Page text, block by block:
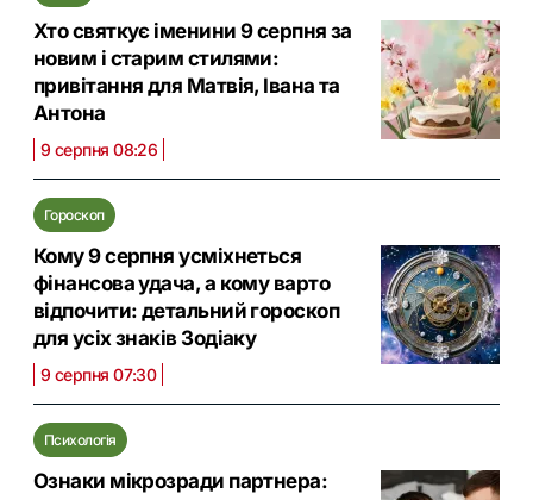
Хто святкує іменини 9 серпня за
новим і старим стилями:
привітання для Матвія, Івана та
Антона
9 серпня 08:26
Гороскоп
Кому 9 серпня усміхнеться
фінансова удача, а кому варто
відпочити: детальний гороскоп
для усіх знаків Зодіаку
9 серпня 07:30
Психологія
Ознаки мікрозради партнера: